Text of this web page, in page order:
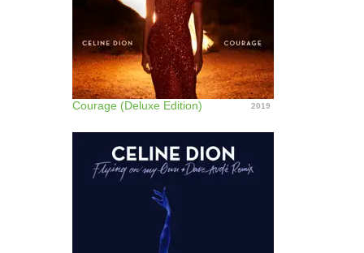
Courage (Deluxe Edition) 2019